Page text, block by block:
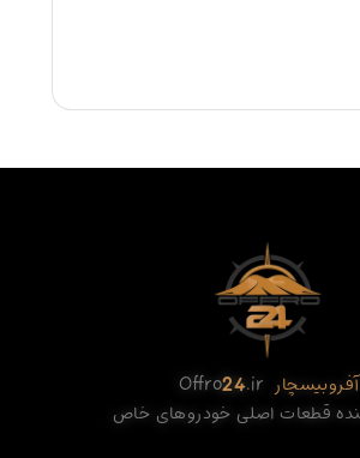
آفروبیسچار Offro24.ir
قطعات اصلی خودروهای خاص